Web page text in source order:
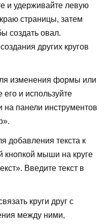
и удерживайте левую
страницы, затем
создать овал.
других кругов
изменения формы или
его и используйте
на панели инструментов
добавления текста к
кнопкой мыши на круге
Введите текст в
круги друг с
между ними,